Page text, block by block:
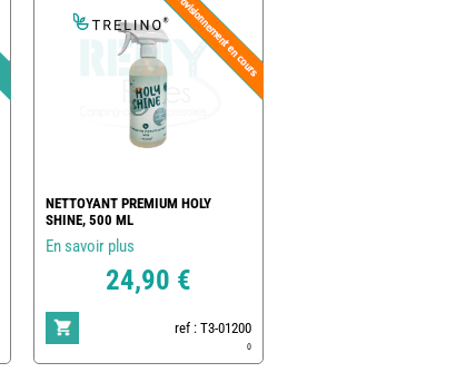
NETTOYANT PREMIUM HOLY
SHINE, 500 ML
En savoir plus
24,90 €
ref : T3-01200
0